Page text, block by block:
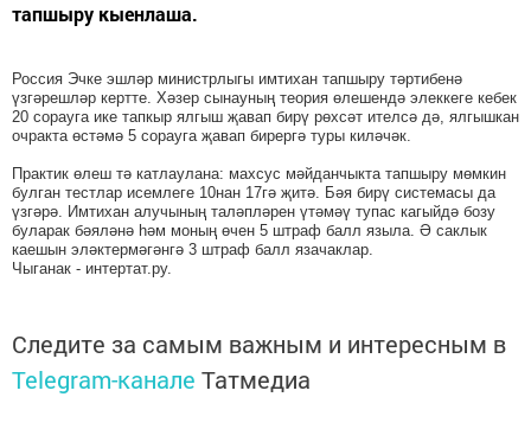
тапшыру кыенлаша.
Россия Эчке эшләр министрлыгы имтихан тапшыру тәртибенә
үзгәрешләр кертте. Хәзер сынауның теория өлешендә элеккеге кебек
20 сорауга ике тапкыр ялгыш җавап бирү рөхсәт ителсә дә, ялгышкан
очракта өстәмә 5 сорауга җавап бирергә туры киләчәк.
Практик өлеш тә катлаулана: махсус мәйданчыкта тапшыру мөмкин
булган тестлар исемлеге 10нан 17гә җитә. Бәя бирү системасы да
үзгәрә. Имтихан алучының таләпләрен үтәмәү тупас кагыйдә бозу
буларак бәяләнә һәм моның өчен 5 штраф балл языла. Ә саклык
каешын эләктермәгәнгә 3 штраф балл язачаклар.
Чыганак - интертат.ру.
Следите за самым важным и интересным в
Telegram-канале Татмедиа